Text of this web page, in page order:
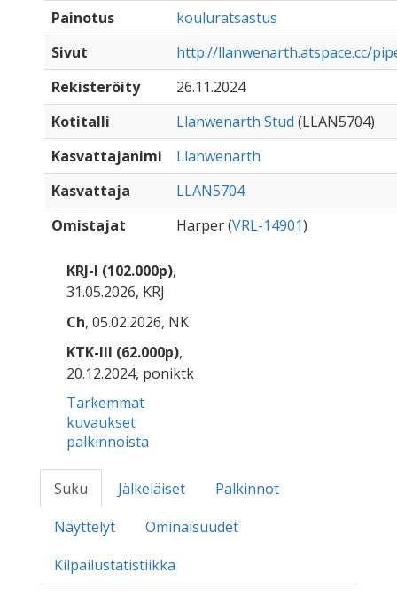
Painotus
kouluratsastus
Sivut
http://llanwenarth.atspace.cc/
Rekisteröity
26.11.2024
Kotitalli
Llanwenarth Stud (LLAN5704)
Kasvattajanimi
Llanwenarth
Kasvattaja
LLAN5704
Omistajat
Harper (VRL-14901)
KRJ-I (102.000p),
31.05.2026, KRJ
Ch, 05.02.2026, NK
KTK-III (62.000p),
20.12.2024, poniktk
Tarkemmat
kuvaukset
palkinnoista
Suku Jälkeläiset
Palkinnot
Näyttelyt
Ominaisuudet
Kilpailustatistiikka